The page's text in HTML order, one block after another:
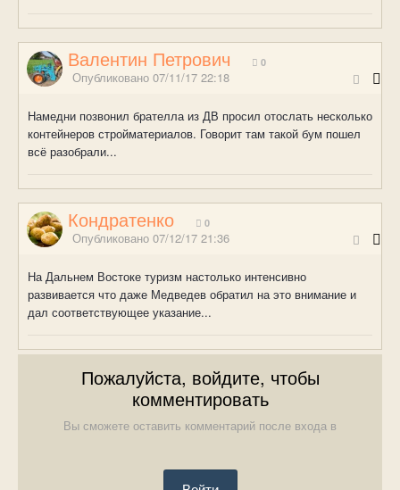
Валентин Петрович 0
Опубликовано 07/11/17 22:18
Намедни позвонил брателла из ДВ просил отослать несколько
контейнеров стройматериалов. Говорит там такой бум пошел
всё разобрали...
Кондратенко 0
Опубликовано 07/12/17 21:36
На Дальнем Востоке туризм настолько интенсивно
развивается что даже Медведев обратил на это внимание и
дал соответствующее указание...
Пожалуйста, войдите, чтобы
комментировать
Вы сможете оставить комментарий после входа в